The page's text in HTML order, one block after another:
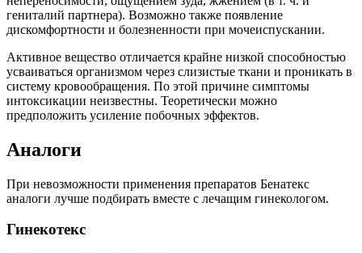
гениталий партнера). Возможно также появление
дискомфортности и болезненности при мочеиспускании.
Активное вещество отличается крайне низкой способностью
усваиваться организмом через слизистые ткани и проникать в
систему кровообращения. По этой причине симптомы
интоксикации неизвестны. Теоретически можно
предположить усиление побочных эффектов.
Аналоги
При невозможности применения препаратов Бенатекс
аналоги лучше подбирать вместе с лечащим гинекологом.
Гинекотекс